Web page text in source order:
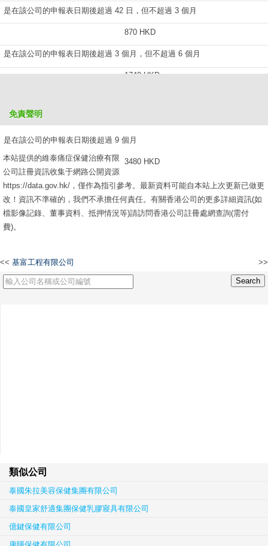
是在該公司的申報表日期後超過 42 日，但不超過 3 個月
870 HKD
是在該公司的申報表日期後超過 3 個月，但不超過 6 個月
1740 HKD
是在該公司的申報表日期後超過 9 個月
3480 HKD
免責聲明
本站提供的維泰痛症保健治療有限
公司註冊資訊收集于網路公開資源
https://data.gov.hk/，僅作為指引參考。最新資料可能自本站上次更新已做更
改！資訊不準確的，我們不承擔任何責任。有關香港公司的更多詳細資訊(如
檔影像記錄、董事資料、抵押情況等)請訪問香港公司註冊處網查詢(需付
費)。
<< 基富工程有限公司 >>
類似公司
泰國朱拉美容保健集團有限公司
泰國皇家舒適集團保健乳膠寢具有限公司
億鍵保健有限公司